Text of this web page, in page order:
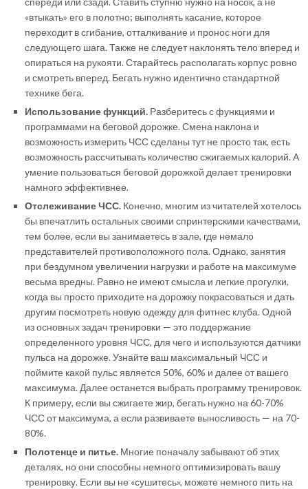
«втыкать» его в полотно; выполнять касание, которое
переходит в сгибание, отталкивание и пронос ноги для
следующего шага. Также не следует наклонять тело вперед и
опираться на рукояти. Старайтесь располагать корпус ровно
и смотреть вперед. Бегать нужно идентично стандартной
технике бега.
Использование функций.Разберитесь с функциями и
программами на беговой дорожке. Смена наклона и
возможность измерить ЧСС сделаны тут не просто так, есть
возможность рассчитывать количество сжигаемых калорий. А
умение пользоваться беговой дорожкой делает тренировки
намного эффективнее.
Отслеживание ЧСС.Конечно, многим из читателей хотелось
бы впечатлить остальных своими спринтерскими качествами,
тем более, если вы занимаетесь в зале, где немало
представителей противоположного пола. Однако, занятия
при бездумном увеличении нагрузки и работе на максимуме
весьма вредны. Равно не имеют смысла и легкие прогулки,
когда вы просто приходите на дорожку покрасоваться и дать
другим посмотреть новую одежду для фитнес клуба. Одной
из основных задач тренировки — это поддержание
определенного уровня ЧСС, для чего и используются датчики
пульса на дорожке. Узнайте ваш максимальный ЧСС и
поймите какой пульс является 50%, 60% и далее от вашего
максимума. Далее останется выбрать программу тренировок.
К примеру, если вы сжигаете жир, бегать нужно на 60-70%
ЧСС от максимума, а если развиваете выносливость — на 70-
80%.
Полотенце и питье.Многие поначалу забывают об этих
деталях, но они способны немного оптимизировать вашу
тренировку. Если вы не «сушитесь», можете немного пить на